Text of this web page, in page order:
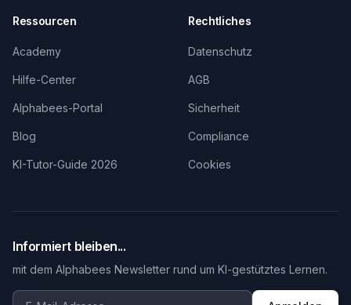
Ressourcen
Academy
Hilfe-Center
Alphabees-Portal
Blog
KI-Tutor-Guide 2026
Rechtliches
Datenschutz
AGB
Sicherheit
Compliance
Cookies
Informiert bleiben...
mit dem Alphabees Newsletter rund um KI-gestütztes Lernen.